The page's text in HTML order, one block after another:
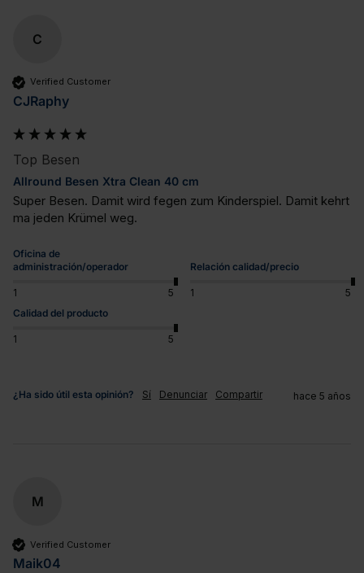
C
Verified Customer
CJRaphy
Top Besen
Allround Besen Xtra Clean 40 cm
Super Besen. Damit wird fegen zum Kinderspiel. Damit kehrt
ma jeden Krümel weg.
Oficina de
administración/operador
1 5
Relación calidad/precio
1
5
Calidad del producto
1 5
¿Ha sido útil esta opinión? Sí Denunciar Compartir hace 5 años
M
Verified Customer
Maik04